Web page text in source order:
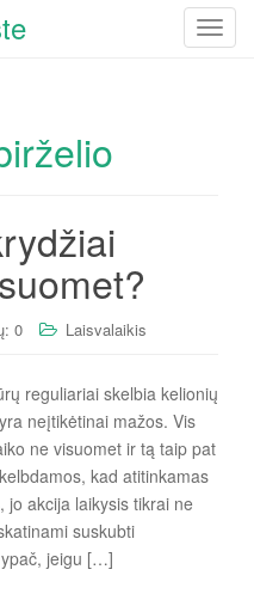
T
i
n
0 Laisvalaikis
reguliariai skelbia kelionių
neįtikėtinai mažos. Vis
ne visuomet ir tą taip pat
kad atitinkamas
akcija laikysis tikrai ne
suskubti
jeigu […]